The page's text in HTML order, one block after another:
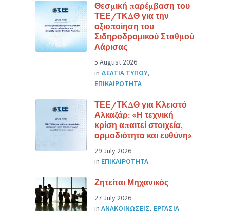
Θεσμική παρέμβαση του
ΤΕΕ/ΤΚΔΘ για την
αξιοποίηση του
Σιδηροδρομικού Σταθμού
Λάρισας
5 August 2026
in ΔΕΛΤΙΑ ΤΥΠΟΥ,
ΕΠΙΚΑΙΡΟΤΗΤΑ
ΤΕΕ/ΤΚΔΘ για Κλειστό
Αλκαζάρ: «Η τεχνική
κρίση απαιτεί στοιχεία,
αρμοδιότητα και ευθύνη»
29 July 2026
in ΕΠΙΚΑΙΡΟΤΗΤΑ
Ζητείται Μηχανικός
27 July 2026
inΑΝΑΚΟΙΝΩΣΕΙΣ, ΕΡΓΑΣΙΑ